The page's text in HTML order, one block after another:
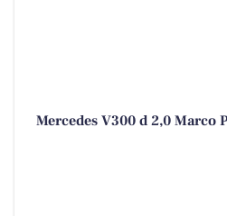
Mercedes V300 d 2,0 Marco